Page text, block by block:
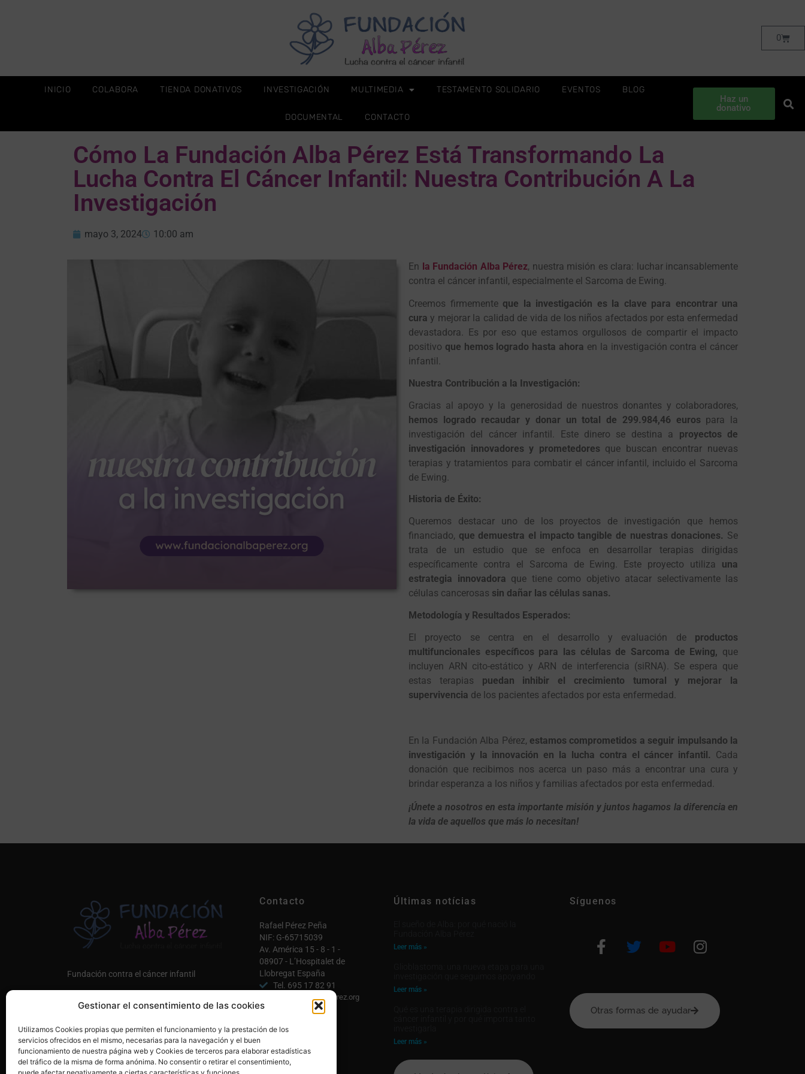
Gestionar el consentimiento de las cookies
Utilizamos Cookies propias que permiten el funcionamiento y la prestación de los
servicios ofrecidos en el mismo, necesarias para la navegación y el buen
funcionamiento de nuestra página web y Cookies de terceros para elaborar estadísticas
del tráfico de la misma de forma anónima. No consentir o retirar el consentimiento,
0
INICIO COLABORA TIENDA DONATIVOS INVESTIGACIÓN MULTIMEDIA TESTAMENTO SOLIDARIO EVENTOS BLOG
DOCUMENTAL CONTACTO
Haz un
donativo
Cómo La Fundación Alba Pérez Está Transformando La
Lucha Contra El Cáncer Infantil: Nuestra Contribución A La
Investigación
mayo 3, 2024 10:00 am
En la Fundación Alba Pérez, nuestra misión es clara: luchar incansablemente
contra el cáncer infantil, especialmente el Sarcoma de Ewing.
Creemos firmemente que la investigación es la clave para encontrar una
cura y mejorar la calidad de vida de los niños afectados por esta enfermedad
devastadora. Es por eso que estamos orgullosos de compartir el impacto
positivo que hemos logrado hasta ahora en la investigación contra el cáncer
infantil.
Nuestra Contribución a la Investigación:
Gracias al apoyo y la generosidad de nuestros donantes y colaboradores,
hemos logrado recaudar y donar un total de 299.984,46 euros para la
investigación del cáncer infantil. Este dinero se destina a proyectos de
investigación innovadores y prometedores que buscan encontrar nuevas
terapias y tratamientos para combatir el cáncer infantil, incluido el Sarcoma
de Ewing.
Historia de Éxito:
Queremos destacar uno de los proyectos de investigación que hemos
financiado, que demuestra el impacto tangible de nuestras donaciones. Se
trata de un estudio que se enfoca en desarrollar terapias dirigidas
específicamente contra el Sarcoma de Ewing. Este proyecto utiliza una
estrategia innovadora que tiene como objetivo atacar selectivamente las
células cancerosas sin dañar las células sanas.
Metodología y Resultados Esperados:
El proyecto se centra en el desarrollo y evaluación de productos
multifuncionales específicos para las células de Sarcoma de Ewing, que
incluyen ARN cito-estático y ARN de interferencia (siRNA). Se espera que
estas terapias puedan inhibir el crecimiento tumoral y mejorar la
supervivencia de los pacientes afectados por esta enfermedad.
En la Fundación Alba Pérez, estamos comprometidos a seguir impulsando la
investigación y la innovación en la lucha contra el cáncer infantil. Cada
donación que recibimos nos acerca un paso más a encontrar una cura y
brindar esperanza a los niños y familias afectados por esta enfermedad.
¡Únete a nosotros en esta importante misión y juntos hagamos la diferencia en
la vida de aquellos que más lo necesitan!
Fundación contra el cáncer infantil
Contacto
Rafael Pérez Peña
NIF: G-65715039
Av. América 15 - 8 - 1 -
08907 - L’Hospitalet de
Llobregat España
Tel. 695 17 82 91
info@fundacionalbaperez.org
Contactar
Mi cuenta
Últimas notícias
Leer más »
Leer más »
Leer más »
Síguenos
Otras formas de ayudar